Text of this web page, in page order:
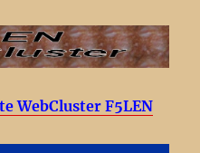
WebCluster F5LEN